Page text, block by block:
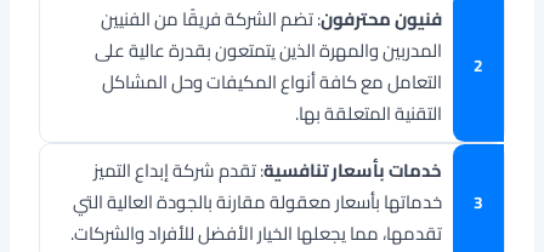
فنيون محترفون: تضم الشركة فريقًا من الفنيين
المدربين والمهرة الذين يتمتعون بقدرة عالية على
التعامل مع كافة أنواع المكيفات وحل المشاكل
التقنية المتعلقة بها.
خدمات بأسعار تنافسية: تقدم شركة إبداع التميز
خدماتها بأسعار معقولة مقارنة بالجودة العالية التي
تقدمها، مما يجعلها الخيار الأفضل للأفراد والشركات.